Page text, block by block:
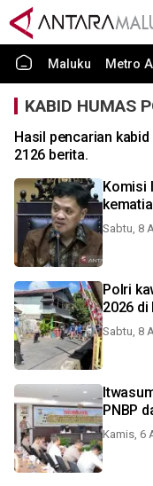
Maluku Metro
KABID HUMAS
Hasil pencarian
2126 berita.
Komisi
Sabtu, 8
Polri
2026 di
Sabtu, 8
PNBP
Kamis, 6